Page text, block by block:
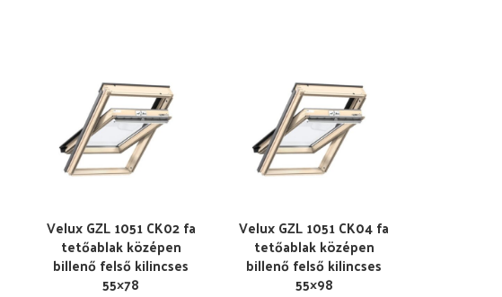
Velux GZL 1051 CK02 fa
tetőablak középen
billenő felső kilincses
55×78
Velux GZL 1051 CK04 fa
tetőablak középen
billenő felső kilincses
55×98